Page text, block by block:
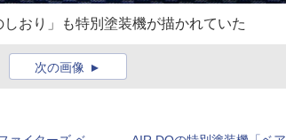
おり」も特別塗装機が描かれていた
次の画像